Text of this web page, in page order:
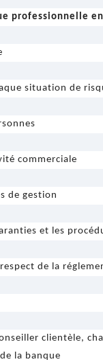
professionnelle
situation de
commerciale
de gestion
et les
de la
clientèle,
la banque